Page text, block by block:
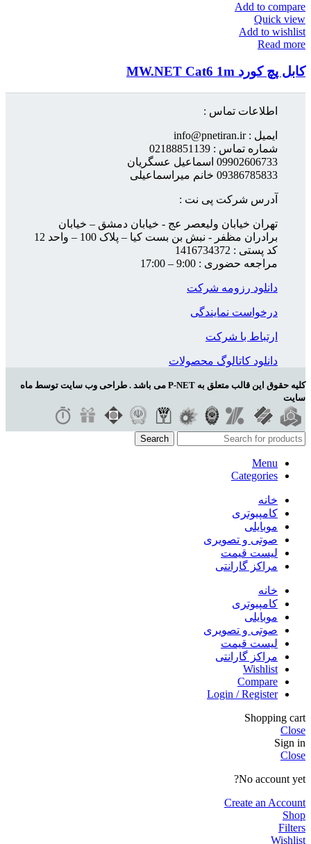
Add to compare
Quick view
Add to wishlist
Read more
کابل پچ کورد MW.NET Cat6 1m
اطلاعات تماس :
ایمیل : info@pnetiran.ir
شماره تماس : 02188851139
09902606733 اسماعیل عسگریان
09386785833 خانم میراسماعیلی
آدرس شرکت پی نت :
تهران خیابان ولیعصر عج - خیابان دمشق – خیابان
برادران مظفر - نبش بن بست کیا – پلاک 100 – واحد 12
کد پستی : 1416734372
مراجعه حضوری : 9:00 – 17:00
دانلود رزومه شرکت
درخواست نمایندگی
ارتباط با شرکت
دانلود کاتالوگ محصولات
کلیه حقوق این قالب متعلق به P-NET می باشد . طراحی وب سایت توسط ماه
سایت
Search
Menu
Categories
خانه
کامپیوتری
موبایلی
صوتی و تصویری
لیست قیمت
مراکز گارانتی
خانه
کامپیوتری
موبایلی
صوتی و تصویری
لیست قیمت
مراکز گارانتی
Wishlist
Compare
Login / Register
Shopping cart
Close
Sign in
Close
No account yet?
Create an Account
Shop
Filters
Wishlist